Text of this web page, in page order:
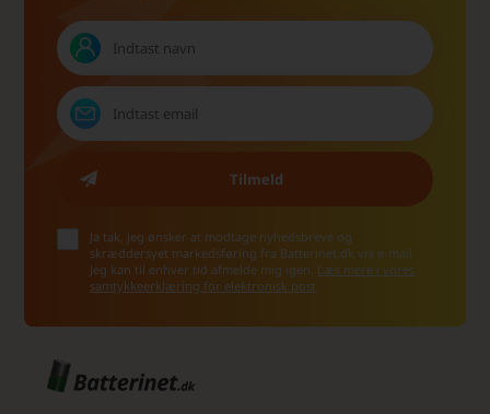
Ja tak, jeg ønsker at modtage nyhedsbreve og
skræddersyet markedsføring fra Batterinet.dk via e-mail.
Jeg kan til enhver tid afmelde mig igen. Læs mere i vores
samtykkeerklæring for elektronisk post